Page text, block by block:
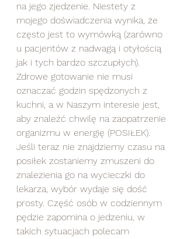
na jego zjedzenie. Niestety z
mojego doświadczenia wynika, że
często jest to wymówką (zarówno
u pacjentów z nadwagą i otyłością
jak i tych bardzo szczupłych).
Zdrowe gotowanie nie musi
oznaczać godzin spędzonych z
kuchni, a w Naszym interesie jest,
aby znaleźć chwilę na zaopatrzenie
organizmu w energię (POSIŁEK).
Jeśli teraz nie znajdziemy czasu na
posiłek zostaniemy zmuszeni do
znalezienia go na wycieczki do
lekarza, wybór wydaje się dość
prosty. Część osób w codziennym
pędzie zapomina o jedzeniu, w
takich sytuacjach polecam